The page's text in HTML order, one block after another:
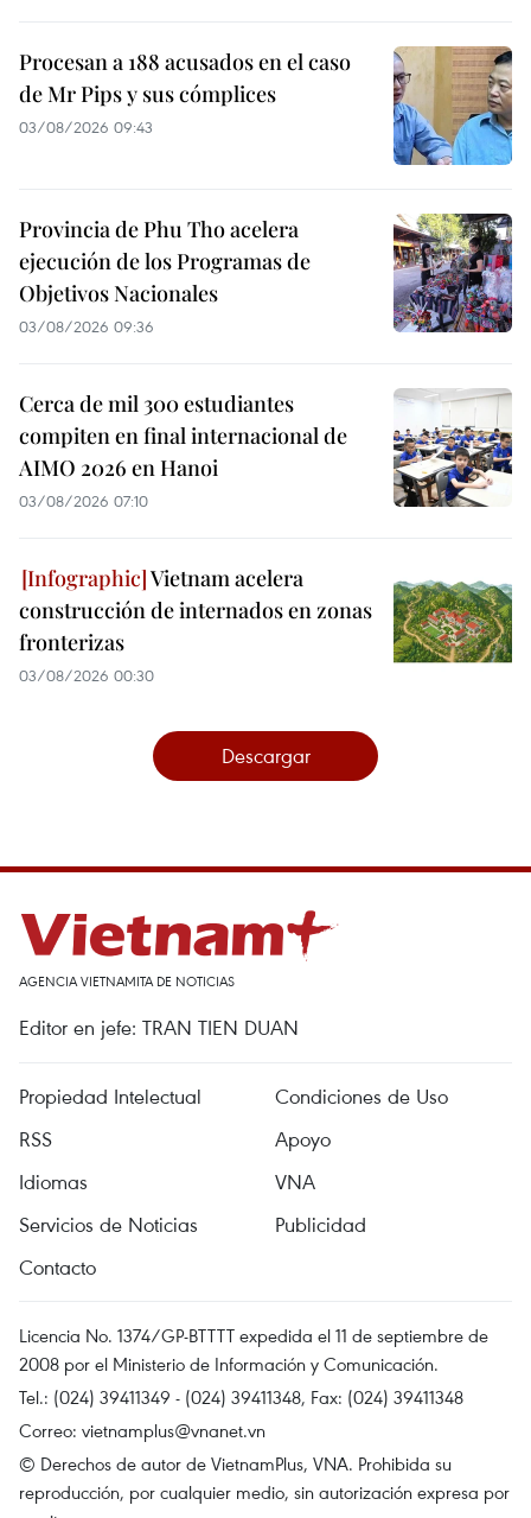
Procesan a 188 acusados en el caso
de Mr Pips y sus cómplices
03/08/2026 09:43
Provincia de Phu Tho acelera
ejecución de los Programas de
Objetivos Nacionales
03/08/2026 09:36
Cerca de mil 300 estudiantes
compiten en final internacional de
AIMO 2026 en Hanoi
03/08/2026 07:10
Vietnam acelera
construcción de internados en zonas
fronterizas
03/08/2026 00:30
Descargar
AGENCIA VIETNAMITA DE NOTICIAS
Editor en jefe: TRAN TIEN DUAN
Propiedad Intelectual
Condiciones de Uso
RSS
Apoyo
Idiomas
VNA
Servicios de Noticias
Publicidad
Contacto
Licencia No. 1374/GP-BTTTT expedida el 11 de septiembre de
2008 por el Ministerio de Información y Comunicación.
Tel.: (024) 39411349 - (024) 39411348, Fax: (024) 39411348
Correo: vietnamplus@vnanet.vn
© Derechos de autor de VietnamPlus, VNA. Prohibida su
reproducción, por cualquier medio, sin autorización expresa por